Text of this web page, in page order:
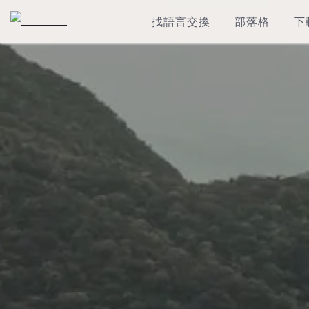
找語言交換 部落格 下